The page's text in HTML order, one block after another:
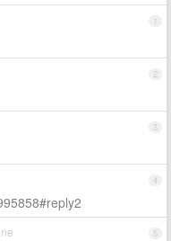
1
2
3
4
5